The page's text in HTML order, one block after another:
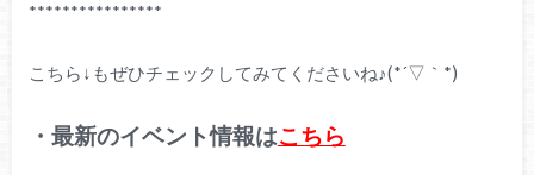
****************
こちら↓もぜひチェックしてみてくださいね♪(*´▽｀*)
・最新のイベント情報はこちら